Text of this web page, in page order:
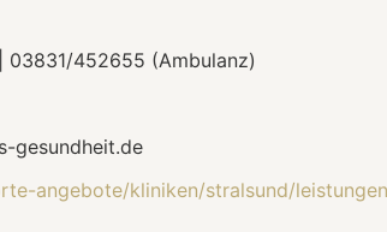
452655 (Ambulanz)
gesundheit.de
angebote/kliniken/stralsund/